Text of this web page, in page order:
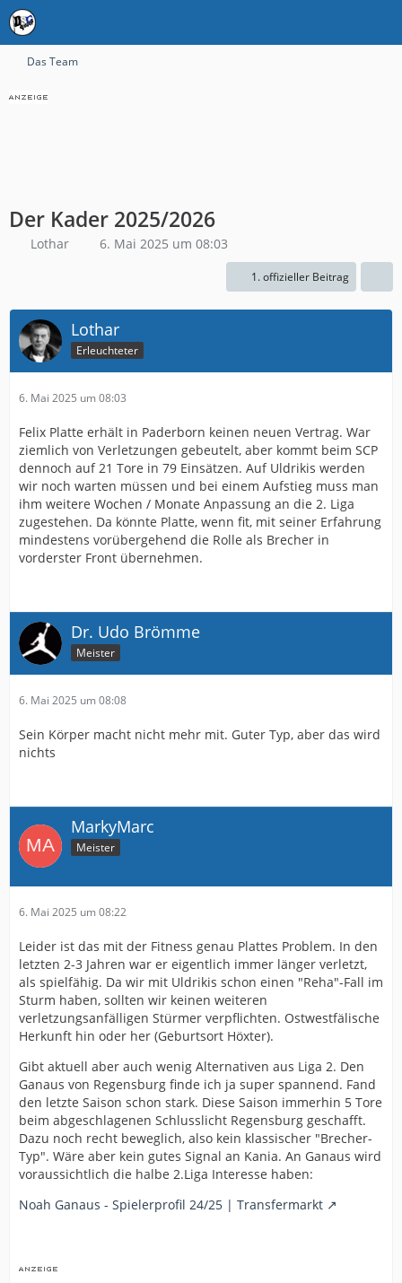
Das Team
Der Kader 2025/2026
Lothar 6. Mai 2025 um 08:03
1. offizieller Beitrag
Lothar
Erleuchteter
6. Mai 2025 um 08:03
Felix Platte erhält in Paderborn keinen neuen Vertrag. War
ziemlich von Verletzungen gebeutelt, aber kommt beim SCP
dennoch auf 21 Tore in 79 Einsätzen. Auf Uldrikis werden
wir noch warten müssen und bei einem Aufstieg muss man
ihm weitere Wochen / Monate Anpassung an die 2. Liga
zugestehen. Da könnte Platte, wenn fit, mit seiner Erfahrung
mindestens vorübergehend die Rolle als Brecher in
vorderster Front übernehmen.
Dr. Udo Brömme
Meister
6. Mai 2025 um 08:08
Sein Körper macht nicht mehr mit. Guter Typ, aber das wird
nichts
MarkyMarc
Meister
6. Mai 2025 um 08:22
Leider ist das mit der Fitness genau Plattes Problem. In den
letzten 2-3 Jahren war er eigentlich immer länger verletzt,
als spielfähig. Da wir mit Uldrikis schon einen "Reha"-Fall im
Sturm haben, sollten wir keinen weiteren
verletzungsanfälligen Stürmer verpflichten. Ostwestfälische
Herkunft hin oder her (Geburtsort Höxter).
Gibt aktuell aber auch wenig Alternativen aus Liga 2. Den
Ganaus von Regensburg finde ich ja super spannend. Fand
den letzte Saison schon stark. Diese Saison immerhin 5 Tore
beim abgeschlagenen Schlusslicht Regensburg geschafft.
Dazu noch recht beweglich, also kein klassischer "Brecher-
Typ". Wäre aber kein gutes Signal an Kania. An Ganaus wird
voraussichtlich die halbe 2.Liga Interesse haben:
Noah Ganaus - Spielerprofil 24/25 | Transfermarkt